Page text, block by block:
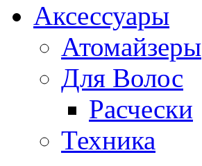
Aксессуары
Атомайзеры
Для Волос
Расчески
Техника